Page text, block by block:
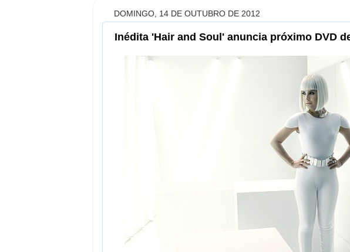
DOMINGO, 14 DE OUTUBRO DE 2012
Inédita 'Hair and Soul' anuncia próximo DVD